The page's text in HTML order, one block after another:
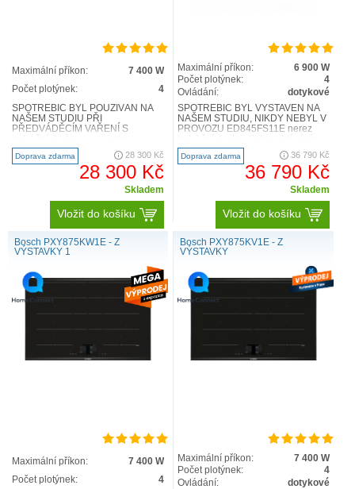
Maximální příkon:
7 400 W
Počet plotýnek:
4
SPOTŘEBIČ BYL POUŽÍVÁN NA
NAŠEM STUDIU PŘI
PŘEDVÁDĚCÍM VAŘENÍ S
PerfectCook a PerfectFry
dosáhnete dokonalé výsledky vař..
Doprava zdarma 28 300 Kč
28 300 Kč
Skladem
Vložit do košíku
Maximální příkon:
6 900 W
Počet plotýnek:
4
Ovládání:
dotykové
SPOTŘEBIČ BYL VYSTAVEN NA
NAŠEM STUDIU, NIKDY NEBYL V
PROVOZU ED845FS11E nerez
indukční sklokeramická varná ..
Doprava zdarma 36 790 Kč
36 790 Kč
Skladem
Vložit do košíku
Bosch PXY875KW1E - Z
VÝSTAVKY 1
Maximální příkon:
7 400 W
Počet plotýnek:
4
Bosch PXY875KV1E - Z
VÝSTAVKY
Maximální příkon:
7 400 W
Počet plotýnek:
4
Ovládání:
dotykové